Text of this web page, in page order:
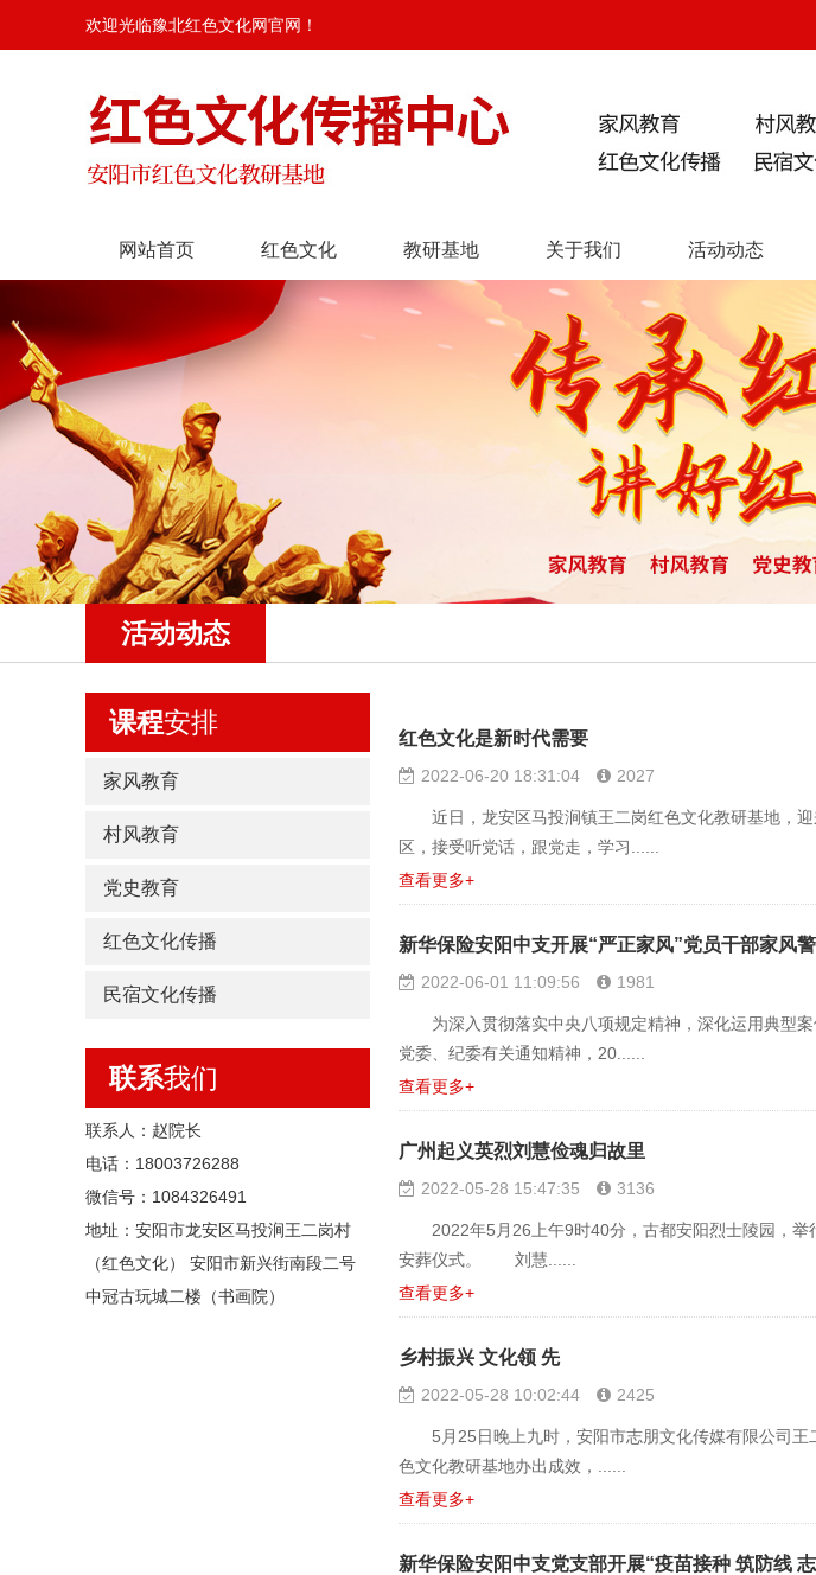
欢迎光临豫北红色文化网官网！
网站首页 红色文化 教研基地 关于我们 活动动态
活动动态
课程安排
家风教育
村风教育
党史教育
红色文化传播
民宿文化传播
联系我们
联系人：赵院长
电话：18003726288
微信号：1084326491
地址：安阳市龙安区马投涧王二岗村
（红色文化） 安阳市新兴街南段二号
中冠古玩城二楼（书画院）
红色文化是新时代需要
2022-06-20 18:31:04 2027
近日，龙安区马投涧镇王二岗红色文化教研基地，迎
区，接受听党话，跟党走，学习......
查看更多+
新华保险安阳中支开展“严正家风”党员干部家风
2022-06-01 11:09:56 1981
为深入贯彻落实中央八项规定精神，深化运用典型案
党委、纪委有关通知精神，20......
查看更多+
广州起义英烈刘慧俭魂归故里
2022-05-28 15:47:35 3136
2022年5月26上午9时40分，古都安阳烈士陵园，举
安葬仪式。 刘慧......
查看更多+
乡村振兴 文化领 先
2022-05-28 10:02:44 2425
5月25日晚上九时，安阳市志朋文化传媒有限公司王
色文化教研基地办出成效，......
查看更多+
新华保险安阳中支党支部开展“疫苗接种 筑防线